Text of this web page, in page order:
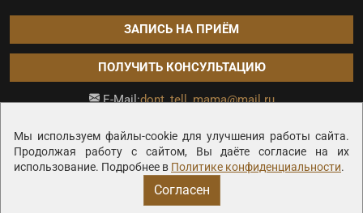
Мы используем файлы-cookie для улучшения работы сайта.
Продолжая работу с сайтом, Вы даёте согласие на их
использование. Подробнее в Политике конфиденциальности.
Согласен
ЗАПИСЬ НА ПРИЁМ
ПОЛУЧИТЬ КОНСУЛЬТАЦИЮ
E-Mail:dont_tell_mama@mail.ru